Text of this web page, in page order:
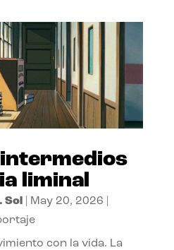
liminal
Sol May 20, 2026
con la vida. La